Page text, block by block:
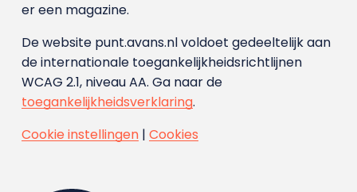
er een magazine.
De website punt.avans.nl voldoet gedeeltelijk aan
de internationale toegankelijkheidsrichtlijnen
WCAG 2.1, niveau AA. Ga naar de
toegankelijkheidsverklaring.
Cookie instellingen| Cookies